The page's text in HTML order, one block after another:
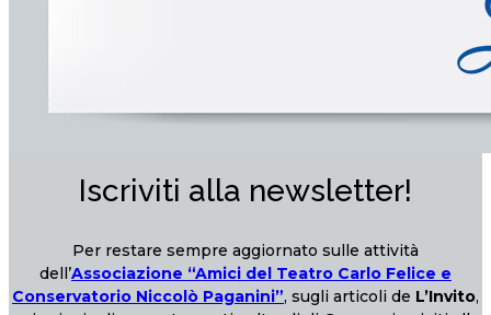
Iscriviti alla newsletter!
Per restare sempre aggiornato sulle attività
dell’Associazione “Amici del Teatro Carlo Felice e
Conservatorio Niccolò Paganini”, sugli articoli de L’Invito,